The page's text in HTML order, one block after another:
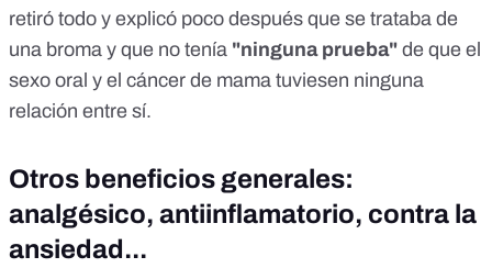
retiró todo y explicó poco después que se trataba de
una broma y que no tenía "ninguna prueba" de que el
sexo oral y el cáncer de mama tuviesen ninguna
relación entre sí.
Otros beneficios generales:
analgésico, antiinflamatorio, contra la
ansiedad...